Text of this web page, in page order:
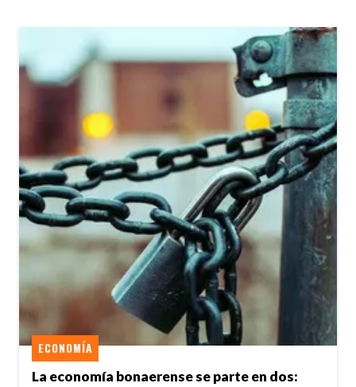
La economía bonaerense se parte en dos:
ECONOMÍA